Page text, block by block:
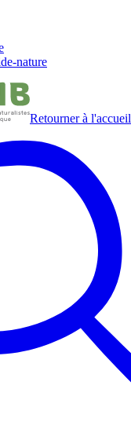
nature
Retourner à l'accueil